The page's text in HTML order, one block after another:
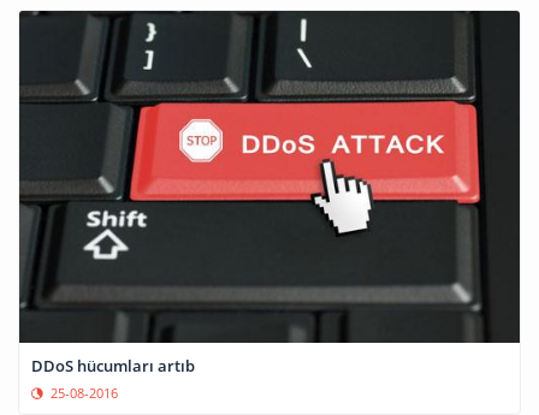
DDoS hücumları artıb
25-08-2016